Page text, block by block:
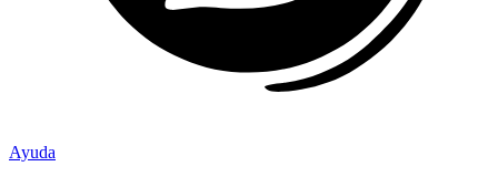
Ayuda